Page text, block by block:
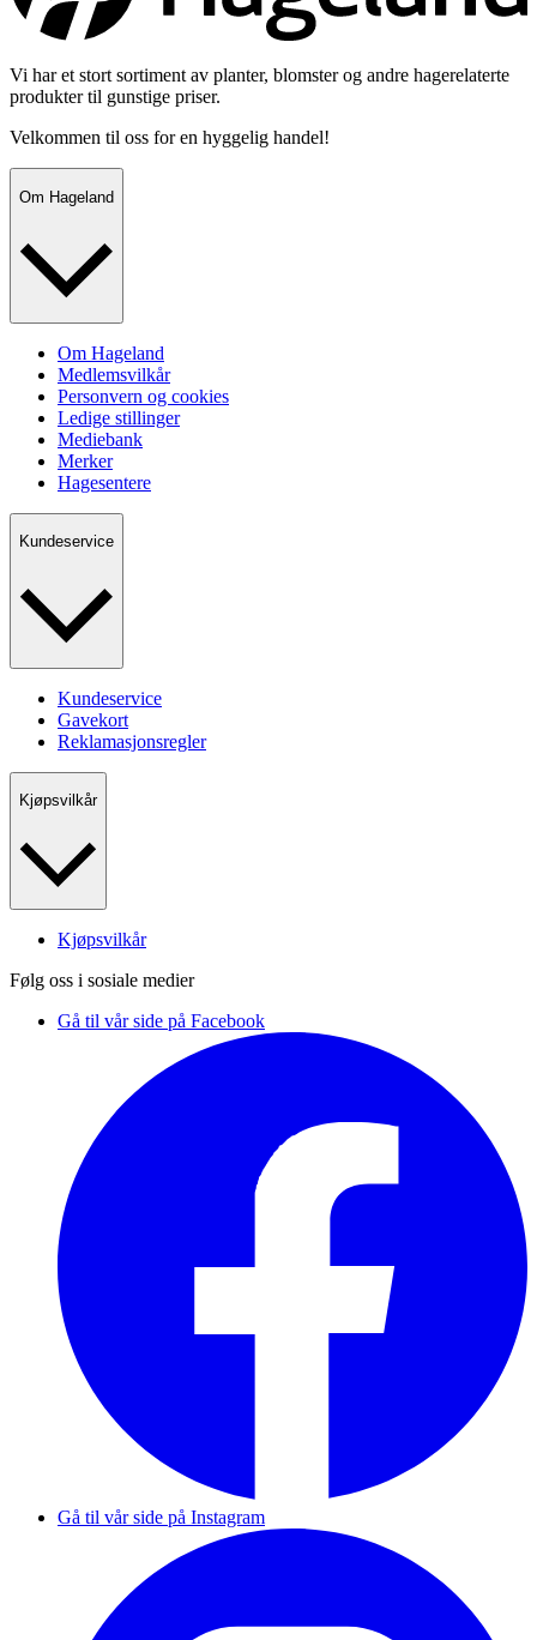
Vi har et stort sortiment av planter, blomster og andre hagerelaterte
produkter til gunstige priser.
Velkommen til oss for en hyggelig handel!
Om Hageland
Om Hageland
Medlemsvilkår
Personvern og cookies
Ledige stillinger
Mediebank
Merker
Hagesentere
Kundeservice
Kundeservice
Gavekort
Reklamasjonsregler
Kjøpsvilkår
Kjøpsvilkår
Følg oss i sosiale medier
Gå til vår side på Facebook
Gå til vår side på Instagram